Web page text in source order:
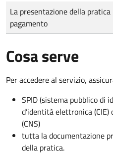
Tipo di pagamento
Importo
La presentazione della
pagamento
Cosa serve
Per accedere al servizio,
SPID (sistema pubblico di
d’identità elettronica
(CNS)
tutta la documentazione
della pratica.